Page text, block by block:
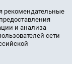
рекомендательные
и анализа
сети